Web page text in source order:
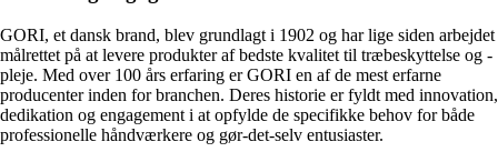
GORI, et dansk brand, blev grundlagt i 1902 og har lige siden arbejdet
målrettet på at levere produkter af bedste kvalitet til træbeskyttelse og -
pleje. Med over 100 års erfaring er GORI en af de mest erfarne
producenter inden for branchen. Deres historie er fyldt med innovation,
dedikation og engagement i at opfylde de specifikke behov for både
professionelle håndværkere og gør-det-selv entusiaster.